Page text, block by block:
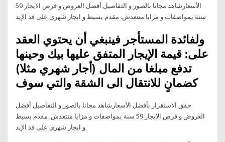
الأسعارشاهد مجانا بالصور و التفاصيل أفضل العروض و فرص الايجار 59
سنة بمواصفات و مزايا متتعدش. مقدم بسيط و ايجار شهري على قد الإيد
ولفائدة المستأجر فينبغي أن يحتوي العقد
على: قيمة الإيجار المتفق عليها بيك وحينها
تدفع مبلغا من المال (أجار شهري مثلا)
كضمانٍ للانتقال الى الشقة والتي سوف
حقق الاستقرار بأفضل الأسعارشاهد مجانا بالصور و التفاصيل أفضل
العروض و فرص الايجار 59 سنة بمواصفات و مزايا متتعدش. مقدم بسيط
و ايجار شهري على قد الإيد